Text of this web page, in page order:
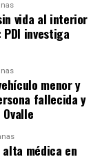
vida al interior
PDI investiga
menor y
fallecida y
médica en